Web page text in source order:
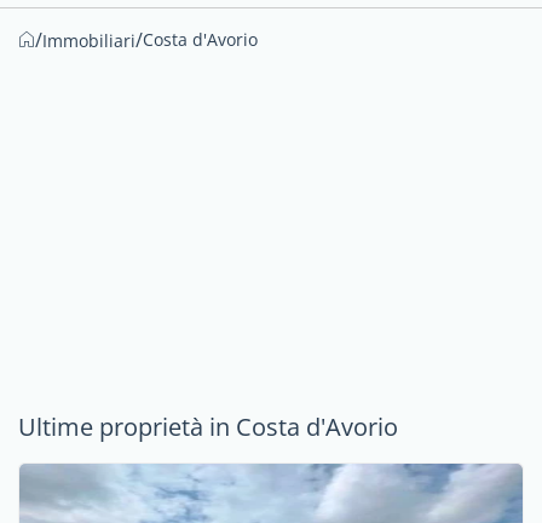
/Immobiliari/Costa d'Avorio
Ultime proprietà in Costa d'Avorio